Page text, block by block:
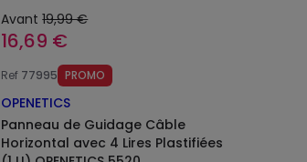
Avant 19,99 €
16,69 €
Ref 77995 PROMO
OPENETICS
Panneau de Guidage Câble
Horizontal avec 4 Lires Plastifiées